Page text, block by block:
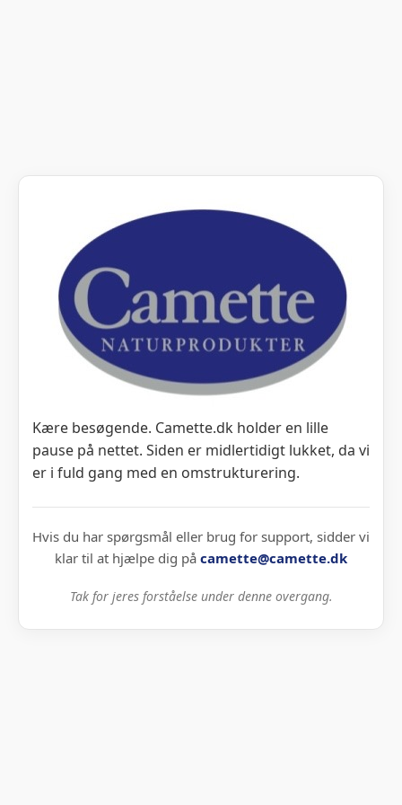
Kære besøgende. Camette.dk holder en lille
pause på nettet. Siden er midlertidigt lukket, da vi
er i fuld gang med en omstrukturering.
Hvis du har spørgsmål eller brug for support, sidder vi
klar til at hjælpe dig på camette@camette.dk
Tak for jeres forståelse under denne overgang.